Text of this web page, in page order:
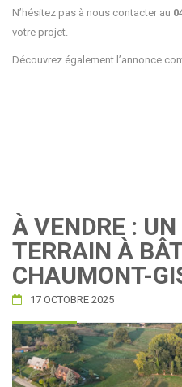
N’hésitez pas à nous contacter au
votre projet.
Découvrez également l’annonce
À VENDRE :
TERRAIN À
CHAUMONT-
17 OCTOBRE 2025